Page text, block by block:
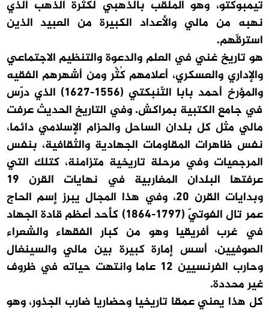
تيمبوكتو، وهو الملقب بالذهبي لكثرة الذهب الذي
نهبه من مالي والأعداد الكبيرة من العبيد الذين
استرقّهم.
هو تاريخ غني في العلم والدعوة والتنظيم الاجتماعي
والإداري والعسكري، أعلامهم كُثْر ومن أشهرهم الفقيه
والمؤرخ أحمد بابا التّنبكتي (1556-1627) الذي درّس
في جامع الكتبية بمراكش. وفي التاريخ الحديث عرفت
مالي مثل كل بلدان الساحل والحزام الإسلامي دائما،
نفس ظاهرات المقاومات الجهادية والثقافية، بنفس
المرجعيات وفي مرحلة تاريخية متزامنة، كتلك التي
عرفتها البلدان المغاربية في نهايات القرن 19
وبدايات القرن 20، وفي هذا المجال يبرز إسم الحاج
عمر تال الفوتيّ (1797-1864) كأحد أعظم قادة الجهاد
في غرب أفريقيا وهو من كبار الفقهاء والشعراء
الصوفيين، أسس إمارة كبيرة بين مالي والسينغال
وحارب الفرنسيين 12 عاما وانتهت حياته في ظروف
غير محددة.
كل هذا يعني عمقا تاريخيا وحضاريا ضارب الجذور، وهو